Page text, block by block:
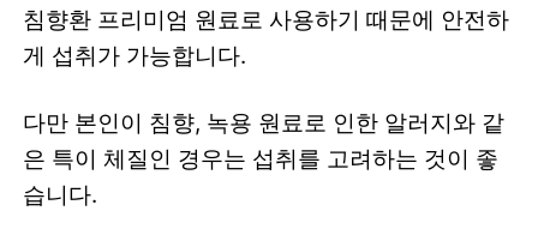
침향환 프리미엄 원료로 사용하기 때문에 안전하
게 섭취가 가능합니다.
다만 본인이 침향, 녹용 원료로 인한 알러지와 같
은 특이 체질인 경우는 섭취를 고려하는 것이 좋
습니다.